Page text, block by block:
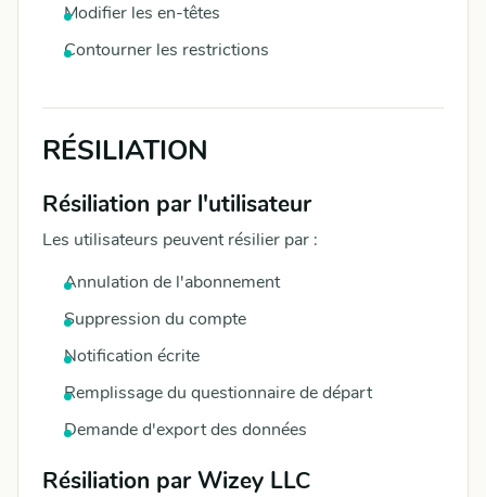
Modifier les en-têtes
Contourner les restrictions
RÉSILIATION
Résiliation par l'utilisateur
Les utilisateurs peuvent résilier par :
Annulation de l'abonnement
Suppression du compte
Notification écrite
Remplissage du questionnaire de départ
Demande d'export des données
Résiliation par Wizey LLC